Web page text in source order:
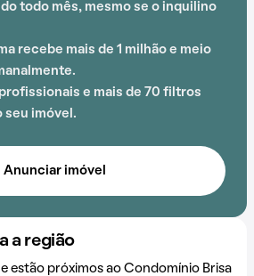
com um espaço que reúne
Dentro do Condomínio Brisa
elevador e churrasqueira, o
quem deseja morar bem.
todo mês, mesmo se o inquilino
recebe mais de 1 milhão e meio
e mais de 70 filtros
seu imóvel.
Anunciar imóvel
a região
estão próximos ao Condomínio Brisa